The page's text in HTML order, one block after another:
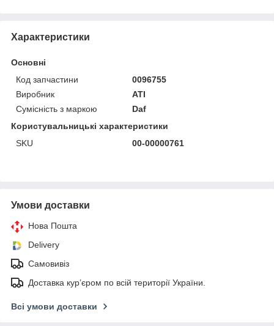
Характеристики
Основні
Код запчастини
0096755
Виробник
ATI
Сумісність з маркою
Daf
Користувальницькі характеристики
SKU
00-00000761
Умови доставки
Нова Пошта
Delivery
Самовивіз
Доставка кур’єром по всій території України.
Всі умови доставки